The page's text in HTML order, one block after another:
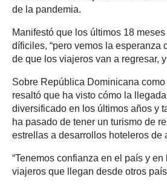
de la pandemia.
Manifestó que los últimos 18
díficiles, “pero vemos la esperanza
de que los viajeros van a regresar,
Sobre República Dominicana
resaltó que ha visto cómo la
diversificado en los últimos años y
ha pasado de tener un turismo de
estrellas a desarrollos hoteleros de
“Tenemos confianza en el país y
viajeros que llegan desde otros